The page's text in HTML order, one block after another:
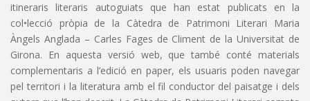
itineraris literaris autoguiats que han estat publicats en la
col•lecció pròpia de la Càtedra de Patrimoni Literari Maria
Àngels Anglada – Carles Fages de Climent de la Universitat de
Girona. En aquesta versió web, que també conté materials
complementaris a l’edició en paper, els usuaris poden navegar
pel territori i la literatura amb el fil conductor del paisatge i dels